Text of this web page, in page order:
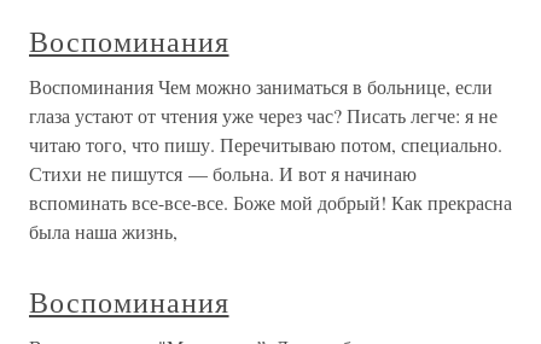
Воспоминания
Воспоминания Чем можно заниматься в больнице, если
глаза устают от чтения уже через час? Писать легче: я не
читаю того, что пишу. Перечитываю потом, специально.
Стихи не пишутся — больна. И вот я начинаю
вспоминать все-все-все. Боже мой добрый! Как прекрасна
была наша жизнь,
Воспоминания